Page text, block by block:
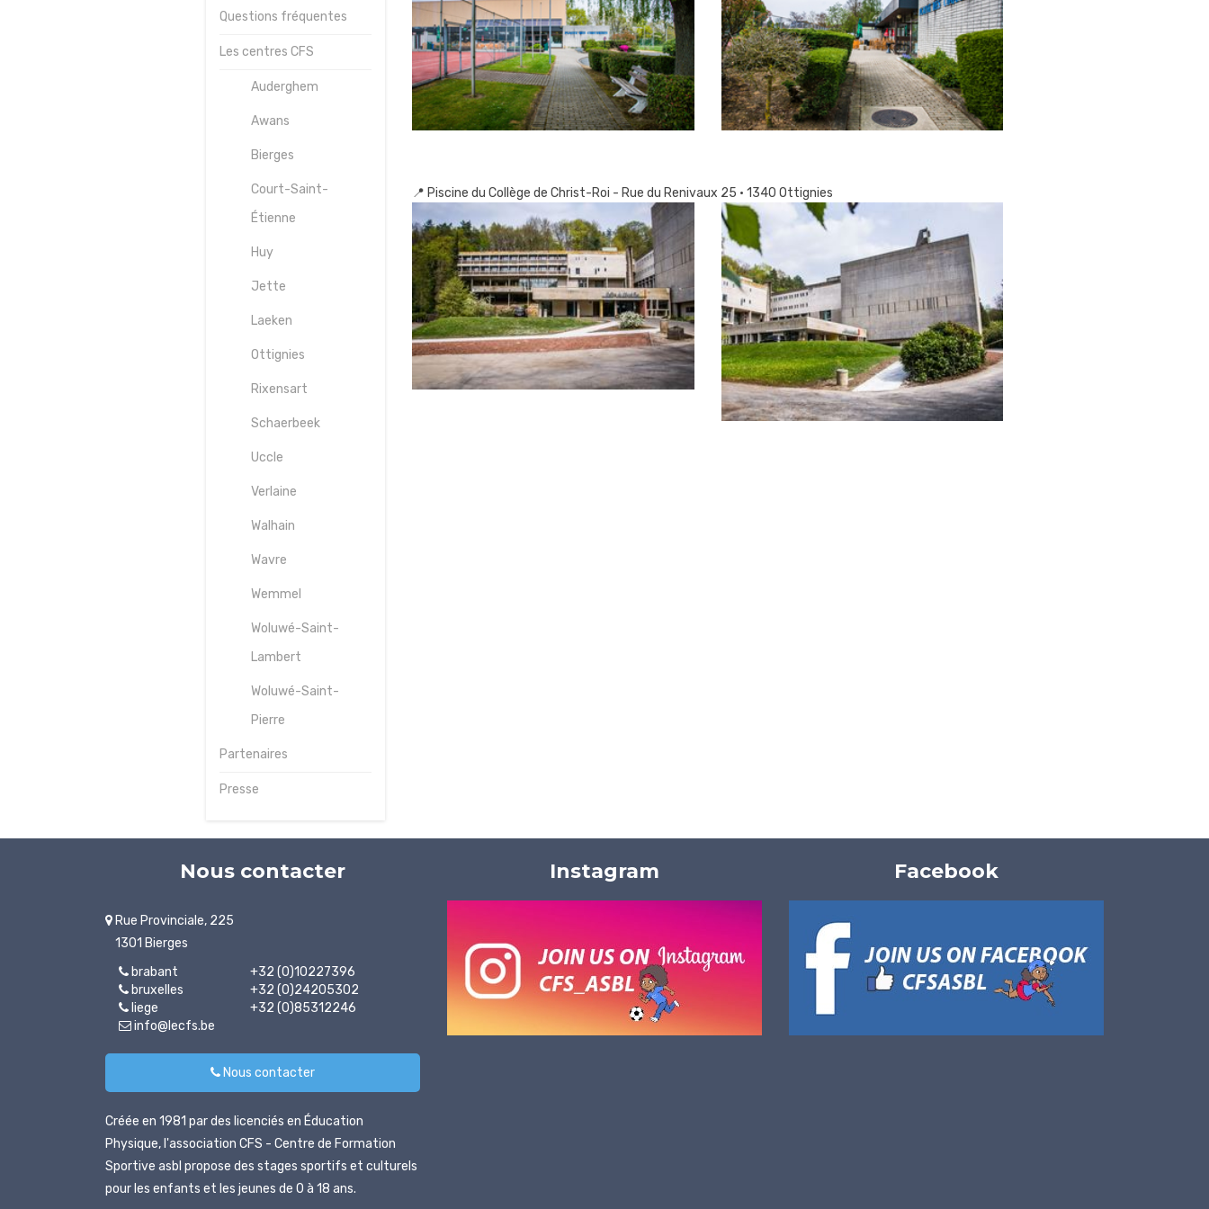
Questions fréquentes
Les centres CFS
Auderghem
Awans
Bierges
Court-Saint-
Étienne
Huy
Jette
Laeken
Ottignies
Rixensart
Schaerbeek
Uccle
Verlaine
Walhain
Wavre
Wemmel
Woluwé-Saint-
Lambert
Woluwé-Saint-
Pierre
Partenaires
Presse
📍 Piscine du Collège de Christ-Roi - Rue du Renivaux 25 • 1340 Ottignies
Nous contacter
Rue Provinciale, 225
1301 Bierges
brabant
+32 (0)10227396
bruxelles
+32 (0)24205302
liege
+32 (0)85312246
info@lecfs.be
Nous contacter
Créée en 1981 par des licenciés en Éducation
Physique, l'association CFS - Centre de Formation
Sportive asbl propose des stages sportifs et culturels
pour les enfants et les jeunes de 0 à 18 ans.
Instagram Facebook